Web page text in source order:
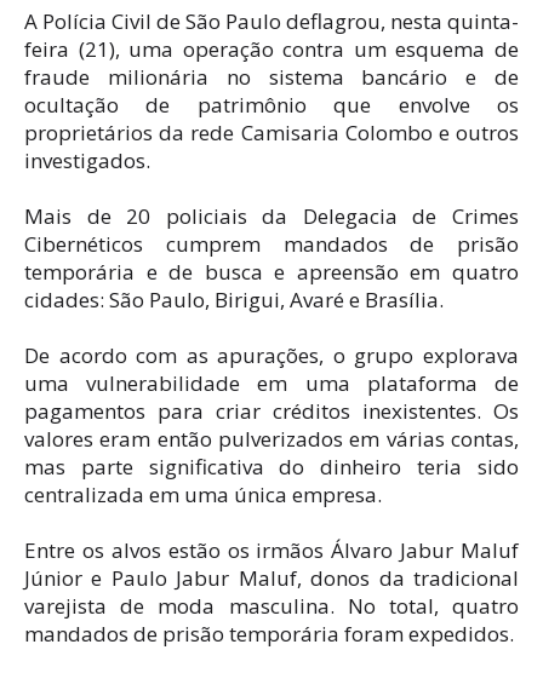
A Polícia Civil de São Paulo deflagrou, nesta quinta-
feira (21), uma operação contra um esquema de
fraude milionária no sistema bancário e de
ocultação de patrimônio que envolve os
proprietários da rede Camisaria Colombo e outros
investigados.
Mais de 20 policiais da Delegacia de Crimes
Cibernéticos cumprem mandados de prisão
temporária e de busca e apreensão em quatro
cidades: São Paulo, Birigui, Avaré e Brasília.
De acordo com as apurações, o grupo explorava
uma vulnerabilidade em uma plataforma de
pagamentos para criar créditos inexistentes. Os
valores eram então pulverizados em várias contas,
mas parte significativa do dinheiro teria sido
centralizada em uma única empresa.
Entre os alvos estão os irmãos Álvaro Jabur Maluf
Júnior e Paulo Jabur Maluf, donos da tradicional
varejista de moda masculina. No total, quatro
mandados de prisão temporária foram expedidos.